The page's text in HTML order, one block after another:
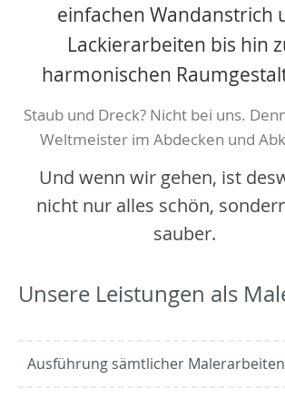
einfachen Wandanstrich
Lackierarbeiten bis hin
harmonischen
Staub und Dreck? Nicht bei uns.
Weltmeister im Abdecken und
Und wenn wir gehen, ist
nicht nur alles schön,
sauber.
Unsere Leistungen als
Ausführung sämtlicher Malerarbeiten